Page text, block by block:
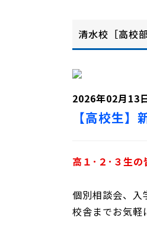
清水校［高校
2026年02月13
【高校生】
高１･２･３生
個別相談会、入
校舎までお気軽